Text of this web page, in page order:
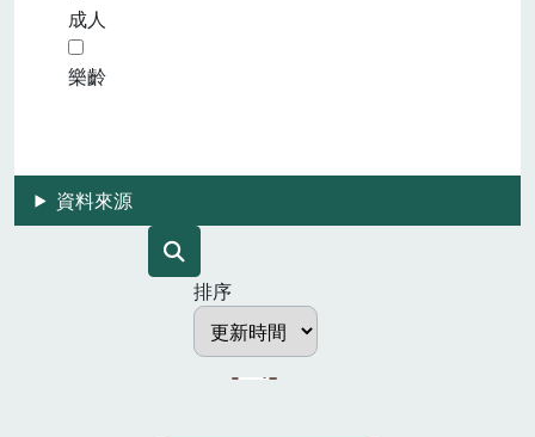
成人
樂齡
資料來源
排序